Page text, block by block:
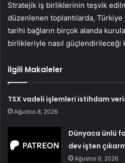
Stratejik iş birliklerinin teşvik
düzenlenen toplantılarda, Türkiye
tarihi bağların birçok alanda
birlikleriyle nasıl güçlendirileceği
İlgili Makaleler
TSX vadeli işlemleri istihdam
Ağustos 8, 2026
Dünyaca ünlü
dev işten
Ağustos 6, 2026